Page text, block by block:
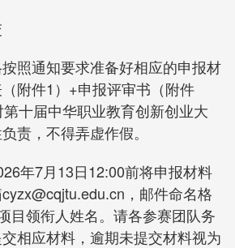
照通知要求准备好相应的申报材
附件1）+申报评审书（附件
十届中华职业教育创新创业大
责，不得弄虚作假。
年7月13日12:00前将申报材料
cyzx@cqjtu.edu.cn ，邮件命名格
目领衔人姓名。请各参赛团队务
相应材料，逾期未提交材料视为